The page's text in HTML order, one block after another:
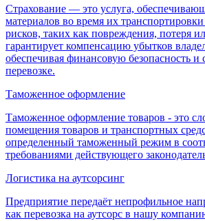
Страхование — это услуга,
материалов во время их
рисков, таких как повреждения, потеря
гарантирует компенсацию убытков
обеспечивая финансовую безопасность и
перевозке.
Таможенное оформление
Таможенное оформление товаров - это
помещения товаров и транспортных
определенный таможенный режим в
требованиями действующего
Логистика на аутсорсинг
Предприятие передаёт непрофильное
как перевозка на аутсорс в нашу